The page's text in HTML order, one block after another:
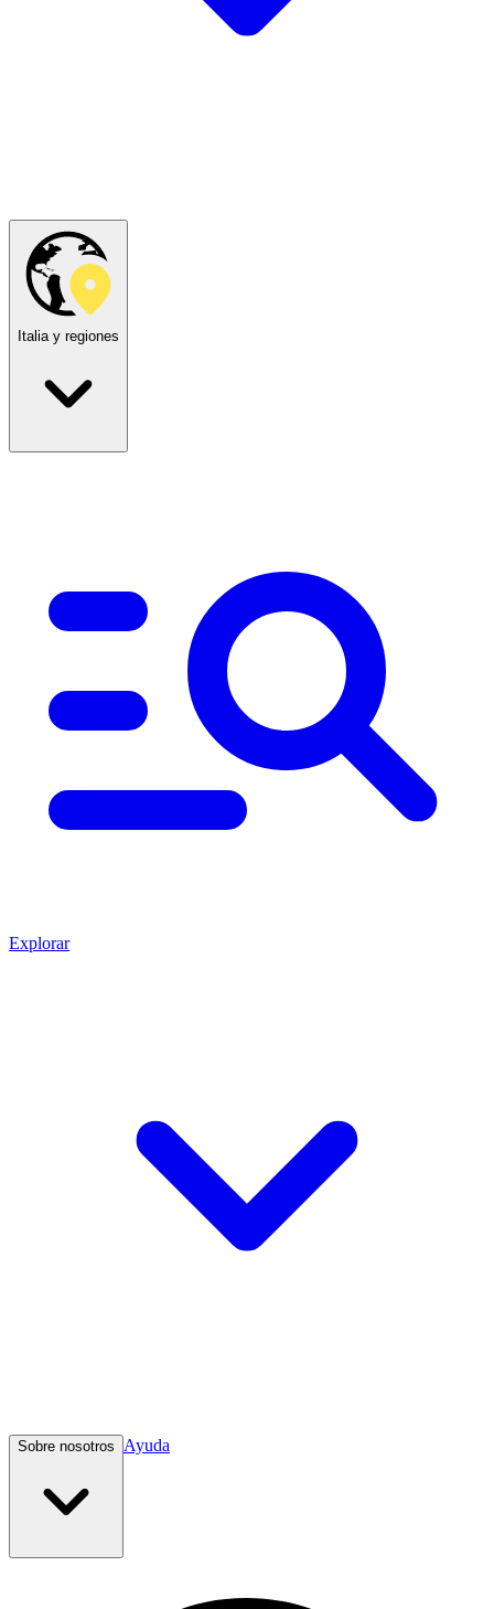
Italia y regiones
Explorar
Sobre nosotros Ayuda